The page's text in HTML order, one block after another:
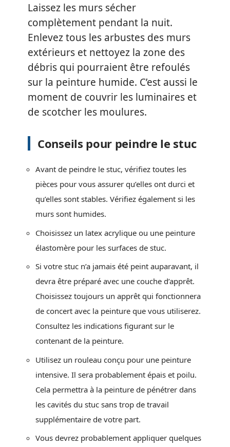
Laissez les murs sécher
complètement pendant la nuit.
Enlevez tous les arbustes des murs
extérieurs et nettoyez la zone des
débris qui pourraient être refoulés
sur la peinture humide. C’est aussi le
moment de couvrir les luminaires et
de scotcher les moulures.
Conseils pour peindre le stuc
Avant de peindre le stuc, vérifiez toutes les
pièces pour vous assurer qu’elles ont durci et
qu’elles sont stables. Vérifiez également si les
murs sont humides.
Choisissez un latex acrylique ou une peinture
élastomère pour les surfaces de stuc.
Si votre stuc n’a jamais été peint auparavant, il
devra être préparé avec une couche d’apprêt.
Choisissez toujours un apprêt qui fonctionnera
de concert avec la peinture que vous utiliserez.
Consultez les indications figurant sur le
contenant de la peinture.
Utilisez un rouleau conçu pour une peinture
intensive. Il sera probablement épais et poilu.
Cela permettra à la peinture de pénétrer dans
les cavités du stuc sans trop de travail
supplémentaire de votre part.
Vous devrez probablement appliquer quelques